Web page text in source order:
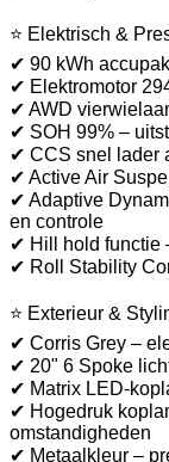
⭐ Elektrisch &
✔ 90 kWh
✔ Elektromotor
✔ AWD
✔ SOH 99% –
✔ CCS snel lader
✔ Active Air
✔ Adaptive
en controle
✔ Hill hold functie
✔ Roll Stability
⭐ Exterieur &
✔ Corris Grey –
✔ 20" 6 Spoke
✔ Matrix LED-
✔ Hogedruk
omstandigheden
✔ Metaalkleur –